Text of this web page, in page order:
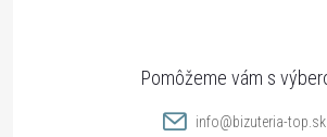
info@bizuteria-top.sk